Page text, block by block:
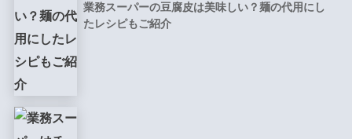
業務スーパーの豆腐皮は美味しい？麺の代用にし
たレシピもご紹介